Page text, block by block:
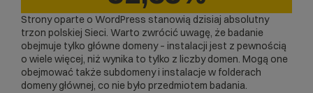
Strony oparte o WordPress stanowią dzisiaj absolutny
trzon polskiej Sieci. Warto zwrócić uwagę, że badanie
obejmuje tylko główne domeny – instalacji jest z pewnością
o wiele więcej, niż wynika to tylko z liczby domen. Mogą one
obejmować także subdomeny i instalacje w folderach
domeny głównej, co nie było przedmiotem badania.